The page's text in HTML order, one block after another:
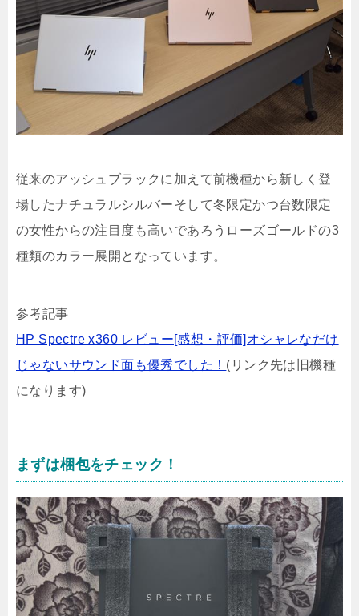
従来のアッシュブラックに加えて前機種から新しく登
場したナチュラルシルバーそして冬限定かつ台数限定
の女性からの注目度も高いであろうローズゴールドの3
種類のカラー展開となっています。
参考記事
HP Spectre x360 レビュー[感想・評価]オシャレなだけ
じゃないサウンド面も優秀でした！ (リンク先は旧機種
になります)
まずは梱包をチェック！